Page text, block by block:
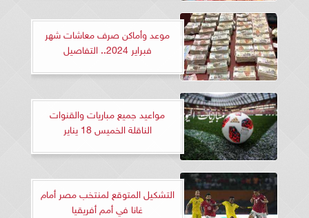
موعد وأماكن صرف معاشات شهر
فبراير 2024.. التفاصيل
مواعيد جميع مباريات والقنوات
الناقلة الخميس 18 يناير
التشكيل المتوقع لمنتخب مصر أمام
غانا في أمم أفريقيا